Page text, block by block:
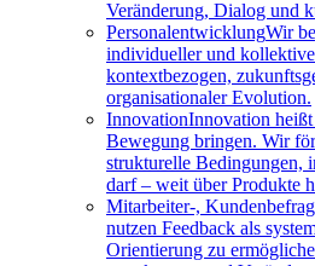
Veränderung, Dialog und
PersonalentwicklungWir
individueller und
kontextbezogen,
organisationaler Evolution.
InnovationInnovation
Bewegung bringen. Wir
strukturelle Bedingungen,
darf – weit über Produkte
Mitarbeiter-,
nutzen Feedback als
Orientierung zu